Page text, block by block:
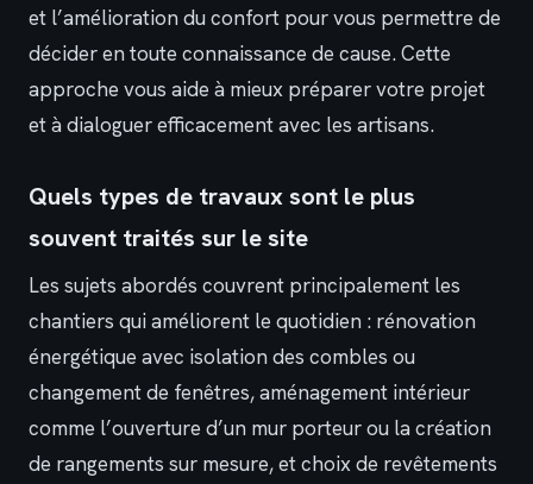
et l’amélioration du confort pour vous permettre de
décider en toute connaissance de cause. Cette
approche vous aide à mieux préparer votre projet
et à dialoguer efficacement avec les artisans.
Quels types de travaux sont le plus
souvent traités sur le site
Les sujets abordés couvrent principalement les
chantiers qui améliorent le quotidien : rénovation
énergétique avec isolation des combles ou
changement de fenêtres, aménagement intérieur
comme l’ouverture d’un mur porteur ou la création
de rangements sur mesure, et choix de revêtements